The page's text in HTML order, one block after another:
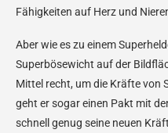
Fähigkeiten auf Herz und
Aber wie es zu einem
Superbösewicht auf der
Mittel recht, um die Kräfte von
geht er sogar einen Pakt mit
schnell genug seine neuen